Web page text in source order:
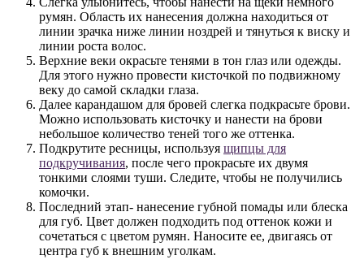
румян. Область их нанесения должна находиться от
линии зрачка ниже линии ноздрей и тянуться к виску и
линии роста волос.
Верхние веки окрасьте тенями в тон глаз или одежды.
Для этого нужно провести кисточкой по подвижному
веку до самой складки глаза.
Далее карандашом для бровей слегка подкрасьте брови.
Можно использовать кисточку и нанести на брови
небольшое количество теней того же оттенка.
Подкрутите ресницы, используя щипцы для
подкручивания, после чего прокрасьте их двумя
тонкими слоями туши. Следите, чтобы не получились
комочки.
Последний этап- нанесение губной помады или блеска
для губ. Цвет должен подходить под оттенок кожи и
сочетаться с цветом румян. Наносите ее, двигаясь от
центра губ к внешним уголкам.